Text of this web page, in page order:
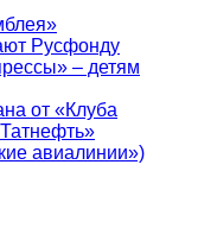
Русфонду
– детям
от «Клуба
авиалинии»)